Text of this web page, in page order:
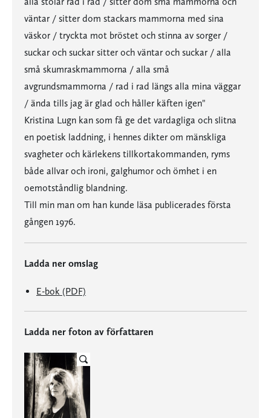
väntar / sitter dom stackars mammorna med sina
väskor / tryckta mot bröstet och stinna av sorger /
suckar och suckar sitter och väntar och suckar / alla
små skumraskmammorna / alla små
avgrundsmammorna / rad i rad längs alla mina väggar
/ ända tills jag är glad och håller käften igen"
Kristina Lugn kan som få ge det vardagliga och slitna
en poetisk laddning, i hennes dikter om mänskliga
svagheter och kärlekens tillkortakommanden, ryms
både allvar och ironi, galghumor och ömhet i en
oemotståndlig blandning.
Till min man om han kunde läsa publicerades första
gången 1976.
Ladda ner omslag
E-bok (PDF)
Ladda ner foton av författaren